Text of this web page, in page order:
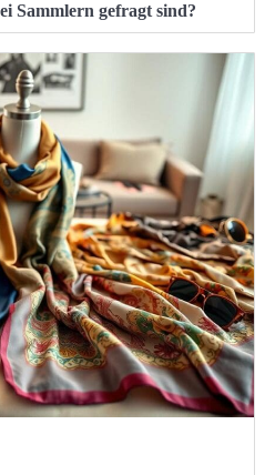
Sammlern gefragt sind?